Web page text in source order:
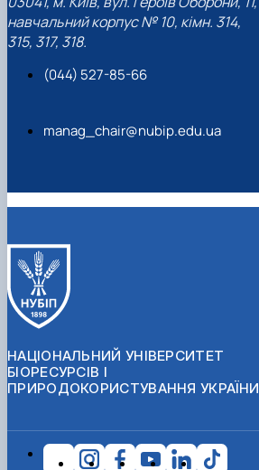
навчальний корпус № 10, кімн. 314,
315, 317, 318.
(044) 527-85-66
manag_chair@nubip.edu.ua
НАЦІОНАЛЬНИЙ УНІВЕРСИТЕТ
БІОРЕСУРСІВ І
ПРИРОДОКОРИСТУВАННЯ УКРАЇНИ